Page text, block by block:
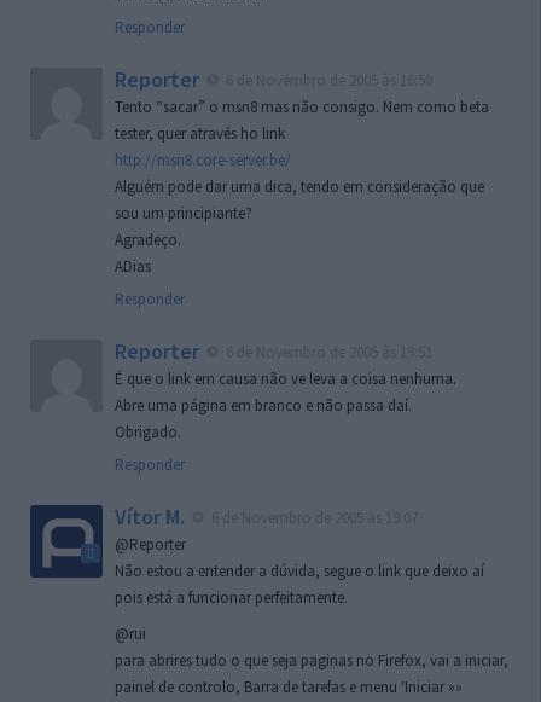
Responder
Reporter
Tento “sacar” o msn8 mas não consigo. Nem como beta
tester, quer através ho link
http://msn8.core-server.be/
Alguém pode dar uma dica, tendo em consideração que
sou um principiante?
Agradeço.
ADias
Responder
Reporter
É que o link em causa não ve leva a coisa nenhuma.
Abre uma página em branco e não passa daí.
Obrigado.
Responder
Vítor M.
@Reporter
Não estou a entender a dúvida, segue o link que deixo aí
pois está a funcionar perfeitamente.
@rui
para abrires tudo o que seja paginas no Firefox, vai a iniciar,
painel de controlo, Barra de tarefas e menu ‘Iniciar »»